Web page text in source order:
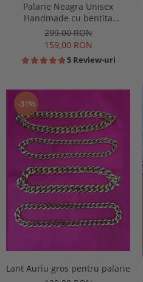
Palarie Neagra Unisex
Handmade cu bentita
detasabila din piele maro
299,00 RON
159,00 RON
5 Review-uri
-31%
Lant Auriu gros pentru palarie